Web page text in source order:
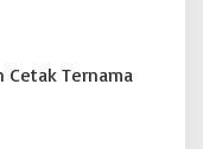
Cetak Ternama